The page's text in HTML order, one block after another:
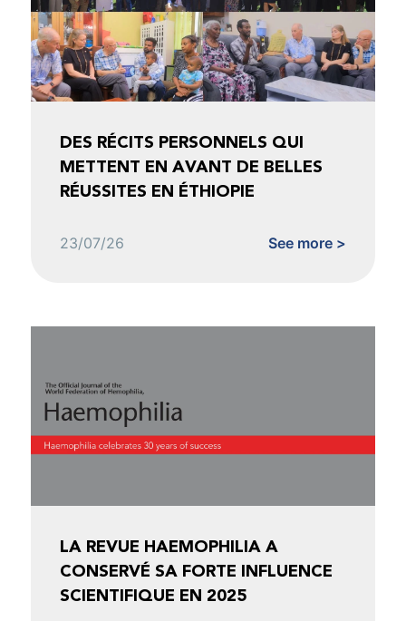
DES RÉCITS PERSONNELS QUI
METTENT EN AVANT DE BELLES
RÉUSSITES EN ÉTHIOPIE
23/07/26 See more >
LA REVUE HAEMOPHILIA A
CONSERVÉ SA FORTE INFLUENCE
SCIENTIFIQUE EN 2025